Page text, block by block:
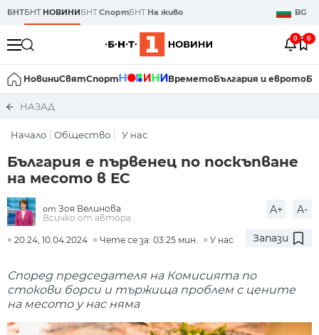
БНТБНТ НОВИНИБНТСпортБНТ На живо BG
0 0
НовиниСвятСпорт ВреметоБългария и еврото
НАЗАД
Начало Общество У нас
България е първенец по поскъпване
на месото в ЕС
от Зоя Велинова
Всичко от автора
A+ A-
20:24, 10.04.2024 Чете се за: 03:25 мин. У нас Запази
Според председателя на Комисията по
стокови борси и тържища проблем с цените
на месото у нас няма